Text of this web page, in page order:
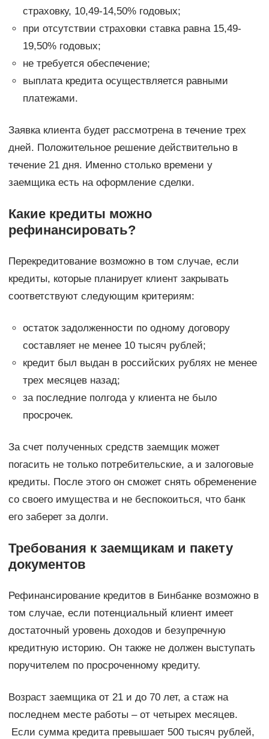
страховку, 10,49-14,50% годовых;
при отсутствии страховки ставка равна 15,49-
19,50% годовых;
не требуется обеспечение;
выплата кредита осуществляется равными
платежами.
Заявка клиента будет рассмотрена в течение трех
дней. Положительное решение действительно в
течение 21 дня. Именно столько времени у
заемщика есть на оформление сделки.
Какие кредиты можно
рефинансировать?
Перекредитование возможно в том случае, если
кредиты, которые планирует клиент закрывать
соответствуют следующим критериям:
остаток задолженности по одному договору
составляет не менее 10 тысяч рублей;
кредит был выдан в российских рублях не менее
трех месяцев назад;
за последние полгода у клиента не было
просрочек.
За счет полученных средств заемщик может
погасить не только потребительские, а и залоговые
кредиты. После этого он сможет снять обременение
со своего имущества и не беспокоиться, что банк
его заберет за долги.
Требования к заемщикам и пакету
документов
Рефинансирование кредитов в Бинбанке возможно в
том случае, если потенциальный клиент имеет
достаточный уровень доходов и безупречную
кредитную историю. Он также не должен выступать
поручителем по просроченному кредиту.
Возраст заемщика от 21 и до 70 лет, а стаж на
последнем месте работы – от четырех месяцев.
Если сумма кредита превышает 500 тысяч рублей,